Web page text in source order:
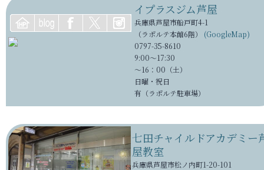
イプラスジム芦屋
兵庫県芦屋市船戸町4-1
（ラポルテ本館6階）
(GoogleMap)
0797-35-8610
9:00～17:30
～16：00（土）
日曜・祝日
有（ラポルテ駐車場）
七田チャイルドアカデミー
屋教室
兵庫県芦屋市松ノ内町1-20-101